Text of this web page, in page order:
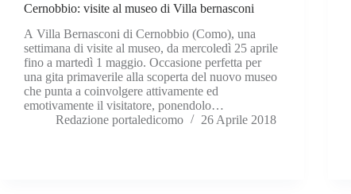
Cernobbio: visite al museo di Villa bernasconi
A Villa Bernasconi di Cernobbio (Como), una
settimana di visite al museo, da mercoledì 25 aprile
fino a martedì 1 maggio. Occasione perfetta per
una gita primaverile alla scoperta del nuovo museo
che punta a coinvolgere attivamente ed
emotivamente il visitatore, ponendolo…
Redazione portaledicomo
26 Aprile 2018